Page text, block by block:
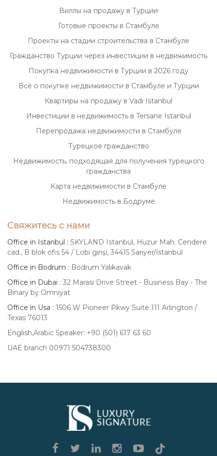
брендовых резиденций в
Стамбуле
Архитектура и дизайн
Каждый проект — это результат
сотрудничества с ведущими
технологиями. Многие резиденции
предлагают панорамные виды на город,
пролив Босфор или исторические
тренажерные комнаты
СПА-комплексы с массажными
кабинетами и сауной
Частные бассейны и зоны отдыха на
крыше
Рестораны и лаунж-зоны с изысканной
кухней
организации досуга
Экологичность и инновации
Стамбуле строятся с учетом принципов
Виллы на продажу в Турции
Готовые проекты в Стамбуле
Проекты на стадии строительства в Стамбуле
Гражданство Турции через инвестиции в недвижимость
Покупка недвижимости в Турции в 2026 году
Всё о покупке недвижимости в Стамбуле и Турции
Квартиры на продажу в Vadi Istanbul
Инвестиции в недвижимость в Tersane Istanbul
Перепродажа недвижимости в Стамбуле
Турецкое гражданство
Недвижимость, подходящая для получения турецкого
гражданства
Карта недвижимости в Стамбуле
Недвижимость в Бодруме
Свяжитесь с нами
Office in Istanbul : SKYLAND Istanbul, Huzur Mah. Cendere
cad., B blok ofis 54 / Lobi girişi, 34415 Sarıyer/İstanbul
Office in Bodrum : Bodrum Yalıkavak
Office in Dubai : 32 Marasi Drive Street - Business Bay - The
Binary by Omniyat
Office in Usa : 1506 W Pioneer Pkwy Suite 111 Arlington /
Texas 76013
English,Arabic Speaker: +90 (501) 617 63 60
UAE branch 00971 504738300